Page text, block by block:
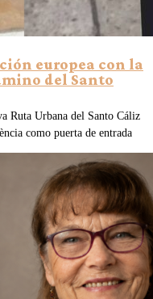
europea con la
del Santo
Ruta Urbana del Santo Cáliz
como puerta de entrada